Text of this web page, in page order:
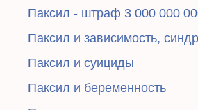
Паксил - штраф 3 000 000
Паксил и зависимость,
Паксил и суициды
Паксил и беременность